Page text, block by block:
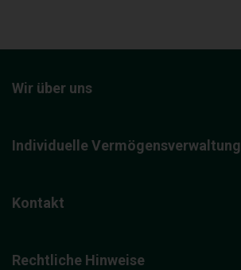
Wir über uns
Individuelle Vermögensverwaltung
Kontakt
Rechtliche Hinweise